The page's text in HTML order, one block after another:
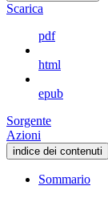
Scarica
pdf
html
epub
Sorgente
Azioni
indice dei contenuti
Sommario